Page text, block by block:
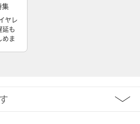
集
ヤレ
延も
めま